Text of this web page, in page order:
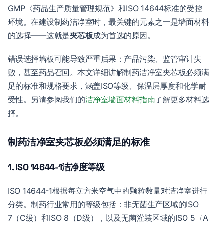
GMP《药品生产质量管理规范》和ISO 14644标准的受控
环境。在建设制药洁净室时，最关键的元素之一是墙面材料
的选择——这就是夹芯板成为首选的原因。
错误选择墙板可能导致严重后果：产品污染、监管审计失
败，甚至药品召回。本文详细讲解制药洁净室夹芯板必须满
足的标准和规格要求，涵盖ISO等级、保温层厚度和化学耐
受性。另请参阅我们的洁净室墙面材料指南了解更多材料选
择。
制药洁净室夹芯板必须满足的标准
1. ISO 14644-1洁净度等级
ISO 14644-1根据每立方米空气中的颗粒数量对洁净室进行
分类。制药行业常用的等级包括：非无菌生产区域的ISO
7（C级）和ISO 8（D级），以及无菌灌装区域的ISO 5（A